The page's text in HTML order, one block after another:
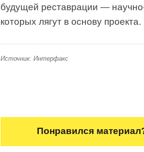
будущей реставрации —
которых лягут в основу проекта.
Источник: Интерфакс
Понравился